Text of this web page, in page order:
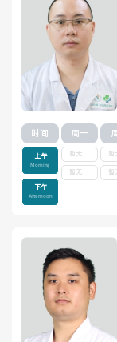
成员单位
招聘职位
时间
上午
Morning
下午
Afternoon
周一
暂无
暂无